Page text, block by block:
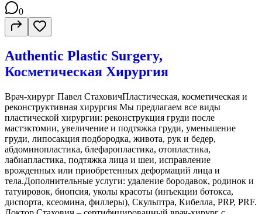
0
Authentic Plastic Surgery,
Косметическая Хирургия
Врач-хирург Павел СтаховичПластическая, косметическая и
реконструктивная хирургия Мы предлагаем все виды
пластической хирургии: реконструкция груди после
мастэктомии, увеличение и подтяжка груди, уменьшение
груди, липосакция подбородка, живота, рук и бедер,
абдоминопластика, блефаропластика, отопластика,
лабиапластика, подтяжка лица и шеи, исправление
врожденных или приобретенных деформаций лица и
тела.Дополнительные услуги: удаление бородавок, родинок и
татуировок, биопсия, уколы красоты (инъекции ботокса,
диспорта, ксеомина, филлеры), Скульптра, Кибелла, PRP, PRF.